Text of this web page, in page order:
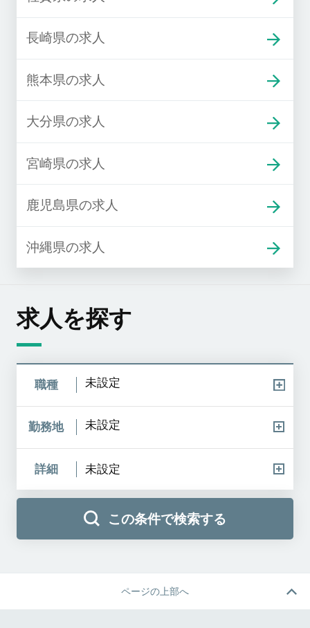
長崎県の求人
熊本県の求人
大分県の求人
宮崎県の求人
鹿児島県の求人
沖縄県の求人
求人を探す
職種 未設定
勤務地 未設定
詳細 未設定
この条件で検索する
ページの上部へ